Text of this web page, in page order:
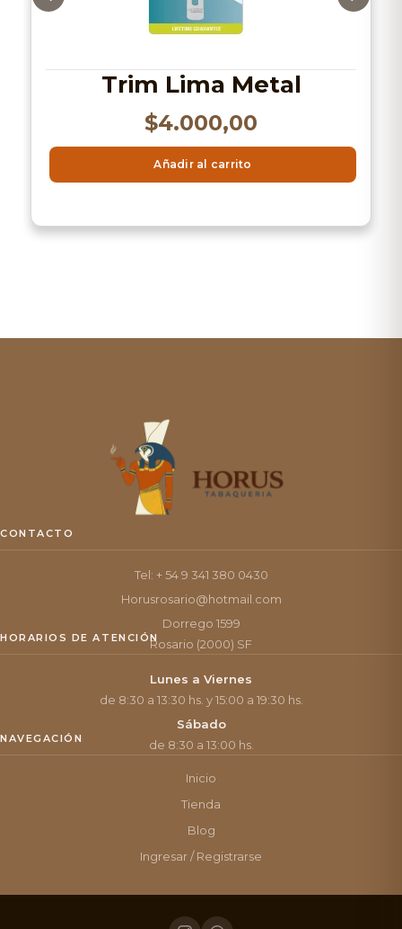
Trim Lima Metal
$4.000,00
Añadir al carrito
CONTACTO
Tel: + 54 9 341 380 0430
Horusrosario@hotmail.com
Dorrego 1599
Rosario (2000) SF
HORARIOS DE ATENCIÓN
Lunes a Viernes
de 8:30 a 13:30 hs. y 15:00 a 19:30 hs.
Sábado
de 8:30 a 13:00 hs.
NAVEGACIÓN
Inicio
Tienda
Blog
Ingresar / Registrarse